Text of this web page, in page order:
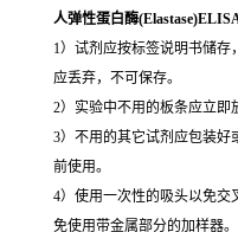
人弹性蛋白酶
1）试剂应按标签说明书储
应丢弃，不可保存。
2）实验中不用的板条应立即
3）不用的其它试剂应包装好
前使用。
4）使用一次性的吸头以免
免使用带金属部分的加样器。